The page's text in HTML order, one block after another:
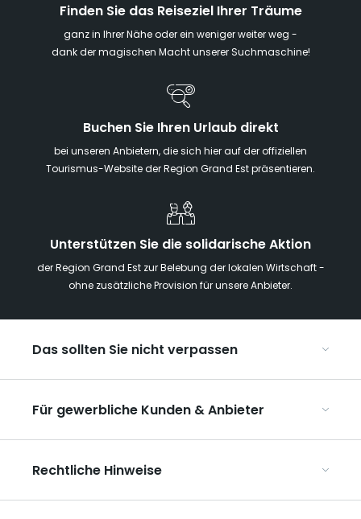
Finden Sie das Reiseziel Ihrer Träume
ganz in Ihrer Nähe oder ein weniger weiter weg -
dank der magischen Macht unserer Suchmaschine!
Buchen Sie Ihren Urlaub direkt
bei unseren Anbietern, die sich hier auf der offiziellen
Tourismus-Website der Region Grand Est präsentieren.
Unterstützen Sie die solidarische Aktion
der Region Grand Est zur Belebung der lokalen Wirtschaft -
ohne zusätzliche Provision für unsere Anbieter.
Das sollten Sie nicht verpassen
Die Weihnachtsmärkte im Grand Est
Ribeauvillé, zwischen Weinbergen und Bergen
Unsere UNESCO-Welterbestätten
Für gewerbliche Kunden & Anbieter
Organisieren Sie Ihre Gruppenreisen
ART GE kennenlernen
Rechtliche Hinweise